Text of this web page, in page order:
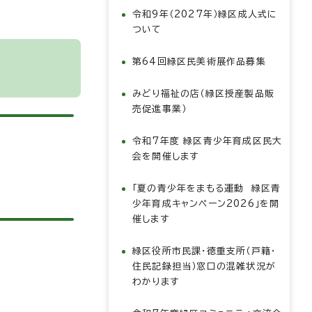
令和9年（2027年）緑区成人式に
ついて
第64回緑区民美術展作品募集
みどり福祉の店（緑区授産製品販
売促進事業）
令和7年度 緑区青少年育成区民大
会を開催します
「夏の青少年をまもる運動 緑区青
少年育成キャンペーン2026」を開
催します
緑区役所市民課・徳重支所（戸籍・
住民記録担当）窓口の混雑状況が
わかります